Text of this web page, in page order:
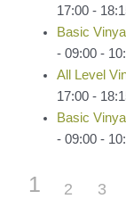
17:00 -
Basic
- 09:00 -
All Level
17:00 -
Basic
- 09:00 -
1 2 3